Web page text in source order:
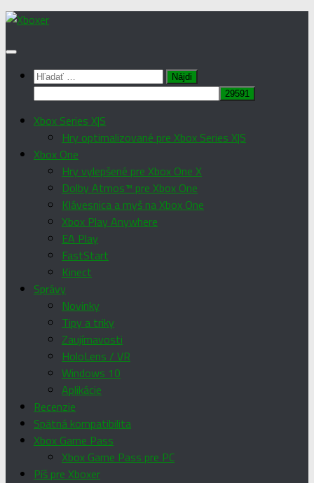
Preskočiť
obsah
Hľadať:
Xbox Series X|S
Hry optimalizované pre Xbox Series X|S
Xbox One
Hry vylepšené pre Xbox One X
Dolby Atmos™ pre Xbox One
Klávesnica a myš na Xbox One
Xbox Play Anywhere
EA Play
FastStart
Kinect
Správy
Novinky
Tipy a triky
Zaujímavosti
HoloLens / VR
Windows 10
Aplikácie
Recenzie
Spätná kompatibilita
Xbox Game Pass
Xbox Game Pass pre PC
Píš pre Xboxer